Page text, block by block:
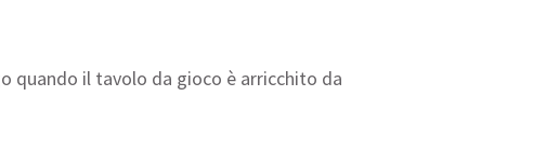
quando il tavolo da gioco è arricchito da